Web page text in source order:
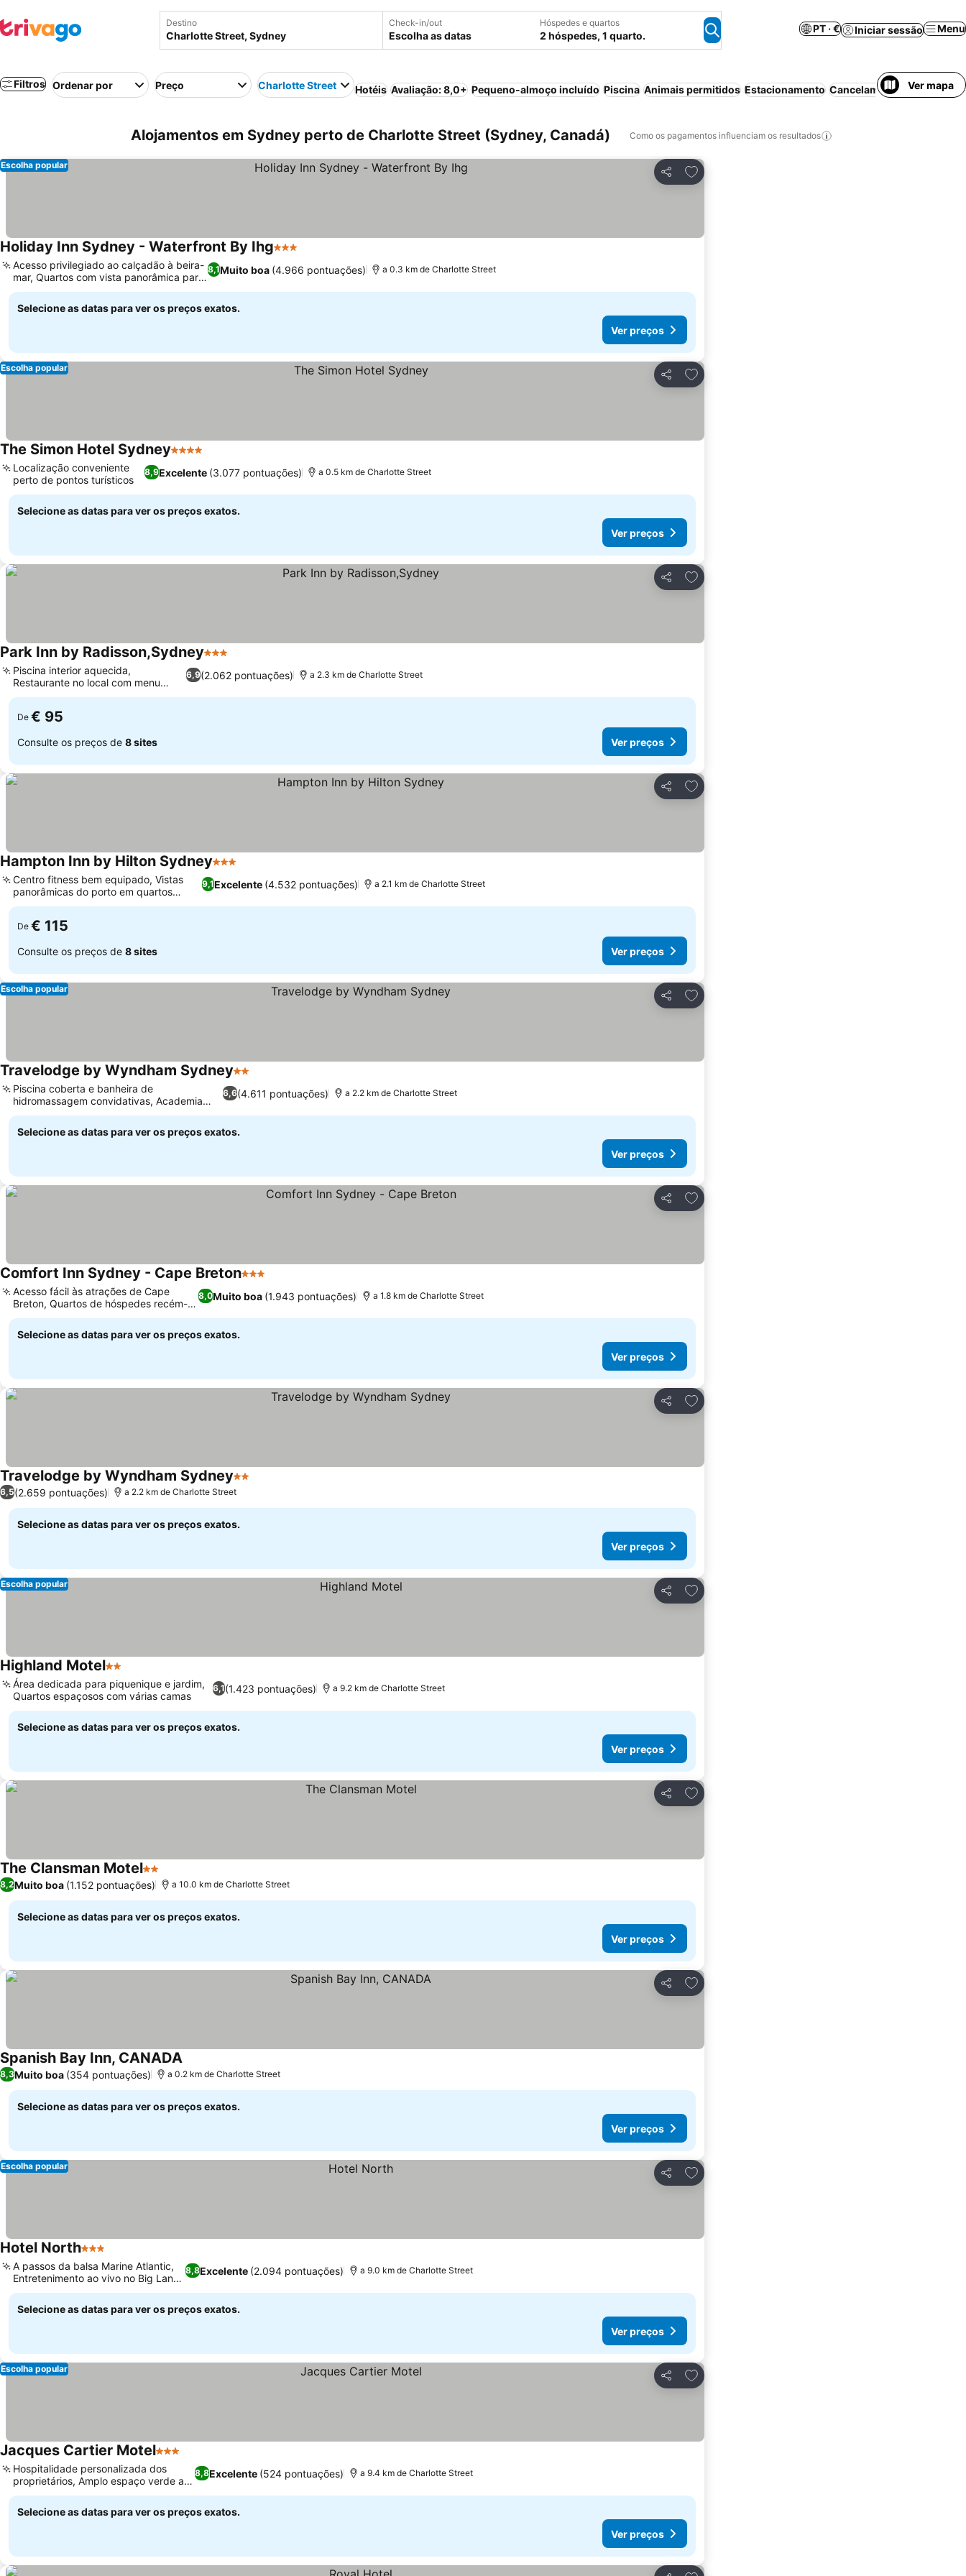
Destino Check-in/out
Escolha as datas
Hóspedes e quartos
2 hóspedes, 1 quarto.
PT · € Iniciar sessão Menu
Filtros Ordenar por Preço Charlotte Street Hotéis Avaliação: 8,0+ Pequeno-almoço incluído Piscina Animais permitidos Estacionamento Cancelamento gratuito Ar
Ver mapa
Alojamentos em Sydney perto de Charlotte Street (Sydney, Canadá) Como os pagamentos influenciam os resultados
Partilhar
Adicionar aos favoritos
Escolha popular
Holiday Inn Sydney - Waterfront By Ihg3 Estrelas
8,1Muito boa (4.966 pontuações)
Acesso privilegiado ao calçadão à beira-
mar, Quartos com vista panorâmica para
o porto
a 0.3 km de Charlotte Street
Selecione as datas para ver os preços exatos.
Ver preços
Partilhar
Adicionar aos favoritos
Escolha popular
The Simon Hotel Sydney4 Estrelas
8,9Excelente (3.077 pontuações)
Localização conveniente
perto de pontos turísticos
a 0.5 km de Charlotte Street
Selecione as datas para ver os preços exatos.
Ver preços
Partilhar
Adicionar aos favoritos
Park Inn by Radisson,Sydney3 Estrelas
6,9(2.062 pontuações)
Piscina interior aquecida,
Restaurante no local com menu
variado
a 2.3 km de Charlotte Street
De € 95
Consulte os preços de 8 sites Ver preços
Partilhar
Adicionar aos favoritos
Hampton Inn by Hilton Sydney3 Estrelas
9,1Excelente (4.532 pontuações)
Centro fitness bem equipado, Vistas
panorâmicas do porto em quartos
selecionados
a 2.1 km de Charlotte Street
De € 115
Consulte os preços de 8 sites Ver preços
Partilhar
Adicionar aos favoritos
Escolha popular
Travelodge by Wyndham Sydney2 Estrelas
6,6(4.611 pontuações)
Piscina coberta e banheira de
hidromassagem convidativas, Academia
bem equipada
a 2.2 km de Charlotte Street
Selecione as datas para ver os preços exatos.
Ver preços
Partilhar
Adicionar aos favoritos
Comfort Inn Sydney - Cape Breton3 Estrelas
8,0Muito boa (1.943 pontuações)
Acesso fácil às atrações de Cape
Breton, Quartos de hóspedes recém-
reformados
a 1.8 km de Charlotte Street
Selecione as datas para ver os preços exatos.
Ver preços
Partilhar
Adicionar aos favoritos
Travelodge by Wyndham Sydney2 Estrelas
6,5(2.659 pontuações) a 2.2 km de Charlotte Street
Selecione as datas para ver os preços exatos.
Ver preços
Partilhar
Adicionar aos favoritos
Escolha popular
Highland Motel2 Estrelas
6,1(1.423 pontuações)
Área dedicada para piquenique e jardim,
Quartos espaçosos com várias camas
a 9.2 km de Charlotte Street
Selecione as datas para ver os preços exatos.
Ver preços
Partilhar
Adicionar aos favoritos
The Clansman Motel2 Estrelas
8,2Muito boa (1.152 pontuações) a 10.0 km de Charlotte Street
Selecione as datas para ver os preços exatos.
Ver preços
Partilhar
Adicionar aos favoritos
Spanish Bay Inn, CANADA
8,3Muito boa (354 pontuações) a 0.2 km de Charlotte Street
Selecione as datas para ver os preços exatos.
Ver preços
Partilhar
Adicionar aos favoritos
Escolha popular
Hotel North3 Estrelas
8,8Excelente (2.094 pontuações)
A passos da balsa Marine Atlantic,
Entretenimento ao vivo no Big Land
Bar
a 9.0 km de Charlotte Street
Selecione as datas para ver os preços exatos.
Ver preços
Partilhar
Adicionar aos favoritos
Escolha popular
Jacques Cartier Motel3 Estrelas
8,8Excelente (524 pontuações)
Hospitalidade personalizada dos
proprietários, Amplo espaço verde ao
ar livre
a 9.4 km de Charlotte Street
Selecione as datas para ver os preços exatos.
Ver preços